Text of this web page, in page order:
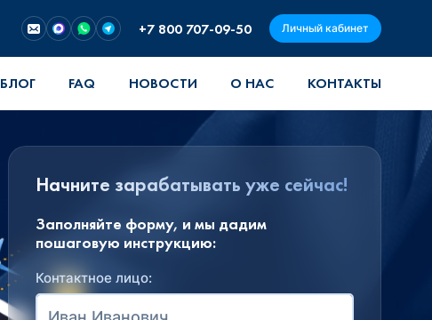
+7 800 707-09-50 Личный кабинет
БЛОГ FAQ НОВОСТИ О НАС КОНТАКТЫ
Начните зарабатывать уже сейчас!
Заполняйте форму, и мы дадим
пошаговую инструкцию:
Контактное лицо: